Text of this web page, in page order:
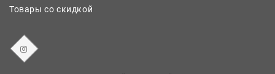
Товары со скидкой